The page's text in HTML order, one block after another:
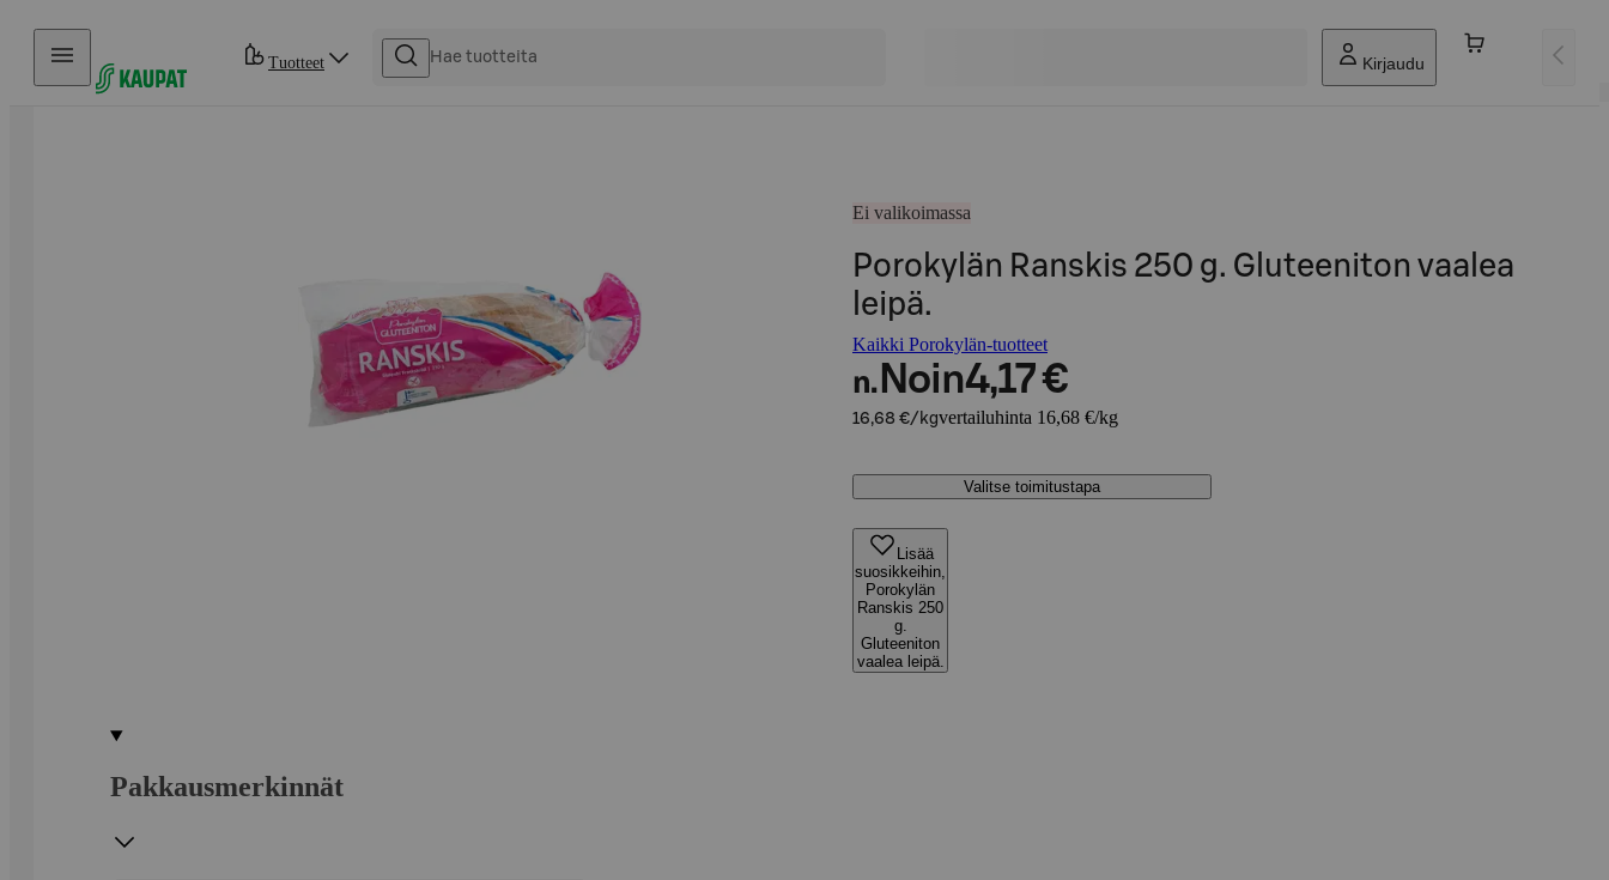
Hyppää sisältöön
Tuotteet Kirjaudu
Ei valikoimassa
Porokylän Ranskis 250 g. Gluteeniton vaalea
leipä.
Kaikki Porokylän-tuotteet
n. Noin4,17 €
16,68 €/kgvertailuhinta 16,68 €/kg
Valitse toimitustapa
Lisää
suosikkeihin,
Porokylän
Ranskis 250
g.
Gluteeniton
vaalea leipä.
Pakkausmerkinnät